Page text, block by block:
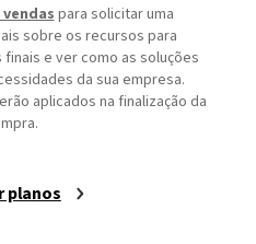
para solicitar uma
sobre os recursos para
e ver como as soluções
da sua empresa.
aplicados na finalização da
planos